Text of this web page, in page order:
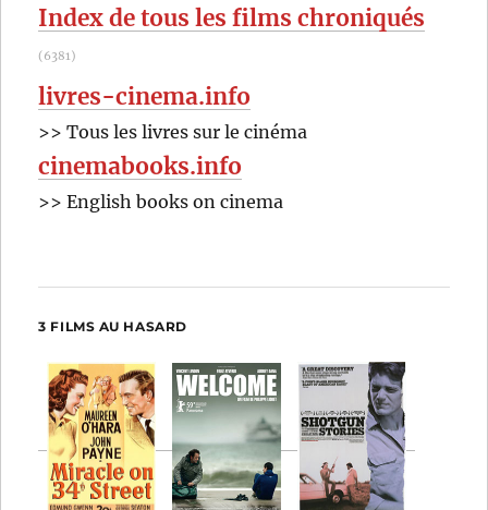
Index de tous les films chroniqués
(6381)
livres-cinema.info
>> Tous les livres sur le cinéma
cinemabooks.info
>> English books on cinema
3 FILMS AU HASARD